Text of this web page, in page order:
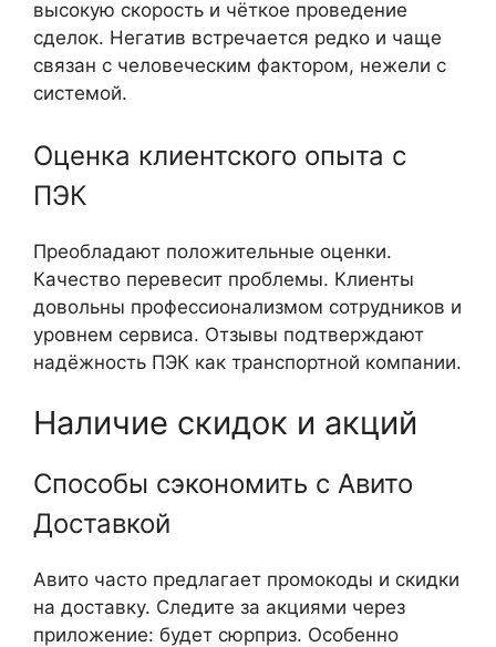
высокую скорость и чёткое проведение
сделок. Негатив встречается редко и чаще
связан с человеческим фактором, нежели с
системой.
Оценка клиентского опыта с
ПЭК
Преобладают положительные оценки.
Качество перевесит проблемы. Клиенты
довольны профессионализмом сотрудников и
уровнем сервиса. Отзывы подтверждают
надёжность ПЭК как транспортной компании.
Наличие скидок и акций
Способы сэкономить с Авито
Доставкой
Авито часто предлагает промокоды и скидки
на доставку. Следите за акциями через
приложение: будет сюрприз. Особенно